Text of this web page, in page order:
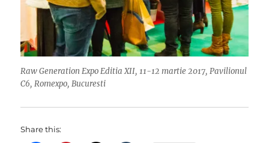
Raw Generation Expo Editia XII, 11-12 martie 2017, Pavilionul
C6, Romexpo, Bucuresti
Share this: